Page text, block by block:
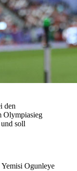
den
Olympiasieg
soll
Ogunleye